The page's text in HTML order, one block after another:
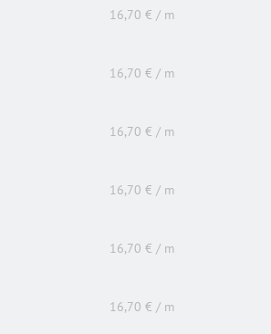
16,70 € / m
16,70 € / m
16,70 € / m
16,70 € / m
16,70 € / m
16,70 € / m